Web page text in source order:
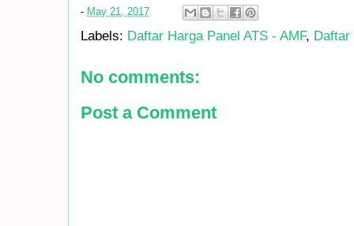
- May 21, 2017
Labels: Daftar Harga Panel ATS - AMF, Daftar
No comments:
Post a Comment